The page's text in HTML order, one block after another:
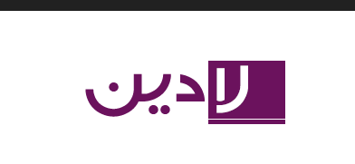
Skip